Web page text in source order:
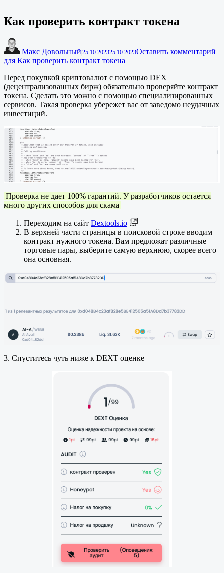
Как проверить контракт токена
Макс Довольный|25.10.202325.10.2023Оставить комментарий
для Как проверить контракт токена
Перед покупкой криптовалют с помощью DEX
(децентрализованных бирж) обязательно проверяйте контракт
токена. Сделать это можно с помощью специализированных
сервисов. Такая проверка убережет вас от заведомо неудачных
инвестиций.
Проверка не дает 100% гарантий. У разработчиков остается
много других способов для скама
Переходим на сайт Dextools.io
В верхней части страницы в поисковой строке вводим
контракт нужного токена. Вам предложат различные
торговые пары, выберите самую верхнюю, скорее всего
она основная.
3. Спуститесь чуть ниже к DEXT оценке